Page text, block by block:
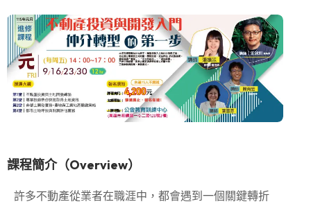
課程簡介（Overview）
許多不動產從業者在職涯中，都會遇到一個關鍵轉折